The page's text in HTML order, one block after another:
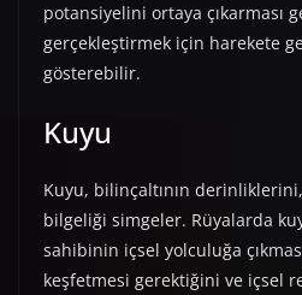
potansiyelini ortaya çıkarması
gerçekleştirmek için harekete
gösterebilir.
Kuyu
Kuyu, bilinçaltının
bilgeliği simgeler. Rüyalarda
sahibinin içsel yolculuğa
keşfetmesi gerektiğini ve içsel